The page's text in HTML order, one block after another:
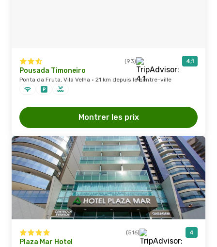
(93) 4,1
Pousada Timoneiro
Ponta da Fruta, Vila Velha · 21 km depuis le centre-ville
Montrer les prix
(516) 4
Plaza Mar Hotel